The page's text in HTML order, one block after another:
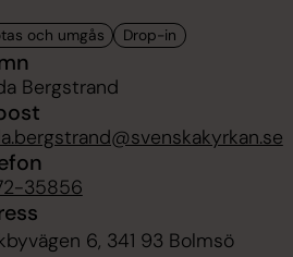
Bergstrand
35856
6, 341 93 Bolmsö